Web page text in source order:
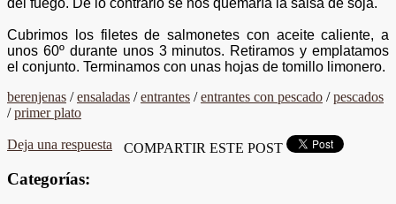
del fuego. De lo contrario se nos quemaría la salsa de soja.
Cubrimos
los filetes de salmonetes con aceite caliente, a
unos 60º durante unos 3 minutos. Retiramos y emplatamos
el conjunto. Terminamos con unas hojas de tomillo limonero.
berenjenas /ensaladas /entrantes /entrantes con pescado /pescados
/primer plato
Deja una respuesta COMPARTIR ESTE POST
Categorías: